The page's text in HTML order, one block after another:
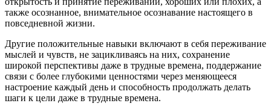
также осознанное, внимательное осознавание настоящего в
повседневной жизни.
Другие положительные навыки включают в себя переживание
мыслей и чувств, не зацикливаясь на них, сохранение
широкой перспективы даже в трудные времена, поддержание
связи с более глубокими ценностями через меняющееся
настроение каждый день и способность продолжать делать
шаги к цели даже в трудные времена.